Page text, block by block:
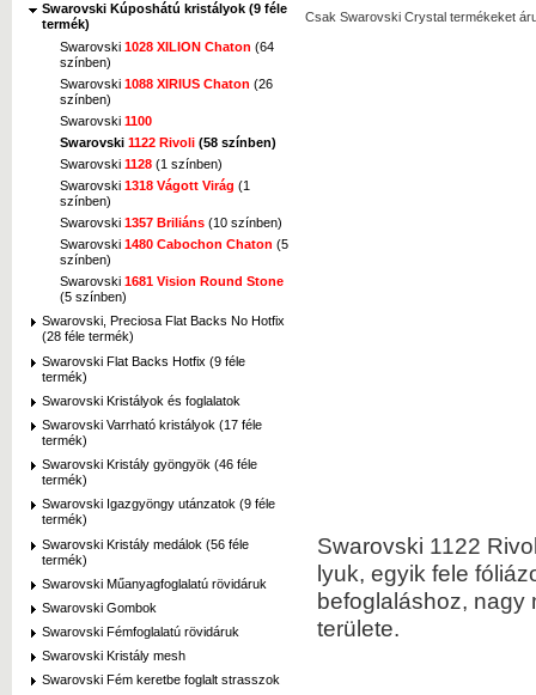
Swarovski Kúposhátú kristályok (9 féle
termék)
Swarovski 1028 XILION Chaton (64
színben)
Swarovski 1088 XIRIUS Chaton (26
színben)
Swarovski 1100
Swarovski 1122 Rivoli (58 színben)
Swarovski 1128 (1 színben)
Swarovski 1318 Vágott Virág (1
színben)
Swarovski 1357 Briliáns (10 színben)
Swarovski 1480 Cabochon Chaton (5
színben)
Swarovski 1681 Vision Round Stone
(5 színben)
Swarovski, Preciosa Flat Backs No Hotfix
(28 féle termék)
Swarovski Flat Backs Hotfix (9 féle
termék)
Swarovski Kristályok és foglalatok
Swarovski Varrható kristályok (17 féle
termék)
Swarovski Kristály gyöngyök (46 féle
termék)
Swarovski Igazgyöngy utánzatok (9 féle
termék)
Swarovski Kristály medálok (56 féle
termék)
Swarovski Műanyagfoglalatú rövidáruk
Swarovski Gombok
Swarovski Fémfoglalatú rövidáruk
Swarovski Kristály mesh
Swarovski Fém keretbe foglalt strasszok
Csak Swarovski Crystal termékeket
Swarovski 1122
lyuk, egyik fele
befoglaláshoz, nagy
területe.